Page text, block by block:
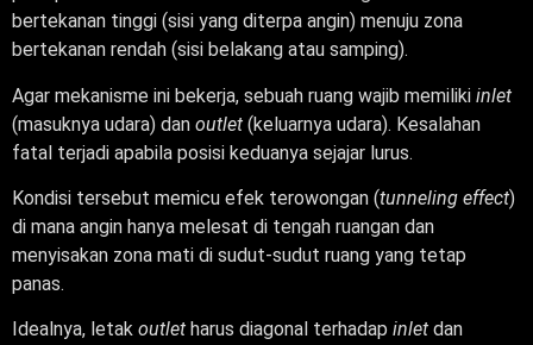
bertekanan tinggi (sisi yang diterpa angin) menuju zona
bertekanan rendah (sisi belakang atau samping).
Agar mekanisme ini bekerja, sebuah ruang wajib memiliki inlet
(masuknya udara) dan outlet (keluarnya udara). Kesalahan
fatal terjadi apabila posisi keduanya sejajar lurus.
Kondisi tersebut memicu efek terowongan (tunneling effect)
di mana angin hanya melesat di tengah ruangan dan
menyisakan zona mati di sudut-sudut ruang yang tetap
panas.
Idealnya, letak outlet harus diagonal terhadap inlet dan